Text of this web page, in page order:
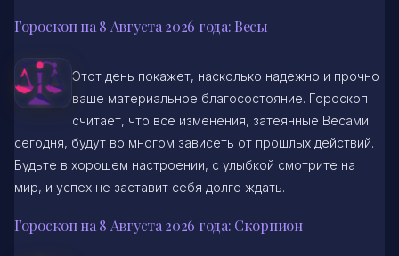
Гороскоп на 8 Августа 2026 года: Весы
Этот день покажет, насколько надежно и прочно
ваше материальное благосостояние. Гороскоп
считает, что все изменения, затеянные Весами
сегодня, будут во многом зависеть от прошлых действий.
Будьте в хорошем настроении, с улыбкой смотрите на
мир, и успех не заставит себя долго ждать.
Гороскоп на 8 Августа 2026 года: Скорпион